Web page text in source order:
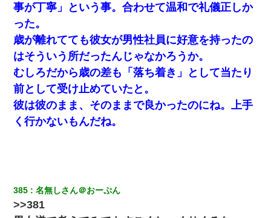
【身体で払わせて】女友達「ごめん、何も言わずにお金貸してく
ださい……」俺「いいよ！いくら？」女友達「10万円ぐら
い……」俺「ほい！10万！」→
書店「息子さんが万引きしました」私「はっ？(息子目の前にいる
し…)うちの子ではないので迎えに行きません」→息子を名乗って
た人物の正体が判明するも・・・
義兄嫁が義実家で「コロナ陽性だったからこのまま療養させて下
さい」と言い出してド修羅場になった
彼氏の家に泊まる事になり、ゲームで盛り上がってさぁ寝よう！
と電気を消すとミシッって音が…彼「ちょっと待ってて」→勢い
よくドアを開けるとなんと…
事が丁寧」という事。合わせて温和で礼儀正しか
った。
歳が離れてても彼女が男性社員に好意を持ったの
はそういう所だったんじゃなかろうか。
むしろだから歳の差も「落ち着き」として当たり
前として受け止めていたと。
彼は彼のまま、そのままで良かったのにね。上手
く行かないもんだね。
385 名無しさん＠おーぷん
>>381